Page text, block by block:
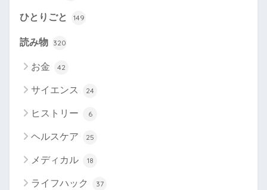
ひとりごと 149
読み物 320
お金 42
サイエンス 24
ヒストリー 6
ヘルスケア 25
メディカル 18
ライフハック 37